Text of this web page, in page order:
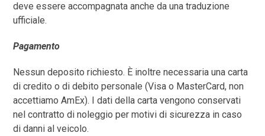
deve essere accompagnata anche da una traduzione
ufficiale.
Pagamento
Nessun deposito richiesto. È inoltre necessaria una carta
di credito o di debito personale (Visa o MasterCard, non
accettiamo AmEx). I dati della carta vengono conservati
nel contratto di noleggio per motivi di sicurezza in caso
di danni al veicolo.